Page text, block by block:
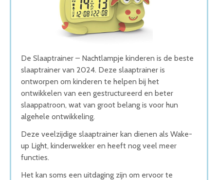
2. Leukste Slaaptrainer
3. Goede Prijs-Kwaliteit Slaaptrainer
4. Goede Koop Slaaptrainer
Conclusie
De Slaaptrainer – Nachtlampje kinderen is de beste
slaaptrainer van 2024. Deze slaaptrainer is
ontworpen om kinderen te helpen bij het
ontwikkelen van een gestructureerd en beter
slaappatroon, wat van groot belang is voor hun
algehele ontwikkeling.
Deze veelzijdige slaaptrainer kan dienen als Wake-
up Light, kinderwekker en heeft nog veel meer
functies.
Het kan soms een uitdaging zijn om ervoor te